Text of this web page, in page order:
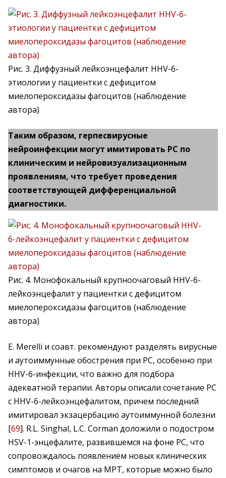
Рис. 3. Диффузный лейкоэнцефалит HHV-6-
этиологии у пациентки с дефицитом
миелопероксидазы фагоцитов (наблюдение
автора)
Таким образом, герпесвирусные
нейроинфекции могут имитировать РС по
клиническим и нейровизуализационным
проявлениям, что требует проведения
соответствующей дифференциальной
диагностики.
Рис. 4. Монофокальный крупноочаговый HHV-6-
лейкоэнцефалит у пациентки с дефицитом
миелопероксидазы фагоцитов (наблюдение
автора)
E. Merelli и соавт. рекомендуют разделять вирусные
и аутоиммунные обострения при РС, особенно при
HHV-6-инфекции, что важно для подбора
адекватной терапии. Авторы описали сочетание РС
с HHV-6-лейкоэнцефалитом, причем последний
имитировал экзацербацию аутоиммунной болезни
[69]. R.L. Singhal, L.C. Corman доложили о подостром
HSV-1-энцефалите, развившемся на фоне РС, что
сопровождалось появлением новых клинических
симптомов и очагов на МРТ, которые можно было